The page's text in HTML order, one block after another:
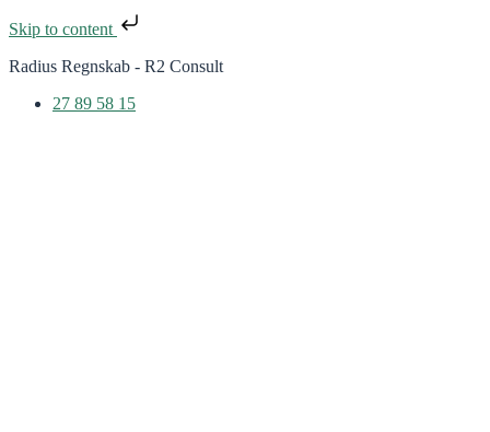
Skip to content
Radius Regnskab - R2 Consult
27 89 58 15